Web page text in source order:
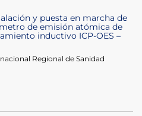
y puesta en marcha de
de emisión atómica de
inductivo ICP-OES –
Regional de Sanidad